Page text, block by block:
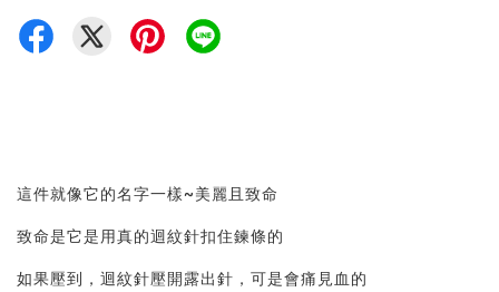
這件就像它的名字一樣~美麗且致命
致命是它是用真的迴紋針扣住鍊條的
如果壓到，迴紋針壓開露出針，可是會痛見血的